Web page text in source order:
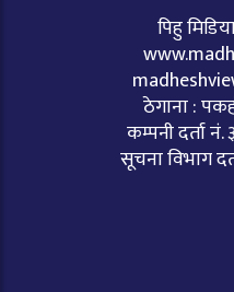
पिहु
ठेगाना :
कम्पनी दर्ता
सूचना विभाग